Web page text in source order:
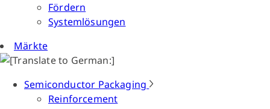
Fördern
Systemlösungen
Märkte
Semiconductor Packaging
Reinforcement